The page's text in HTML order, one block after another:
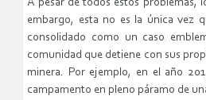
A pesar de todos estos problemas,
embargo, esta no es la única vez
consolidado como un caso
comunidad que detiene con sus
minera. Por ejemplo, en el año
campamento en pleno páramo de